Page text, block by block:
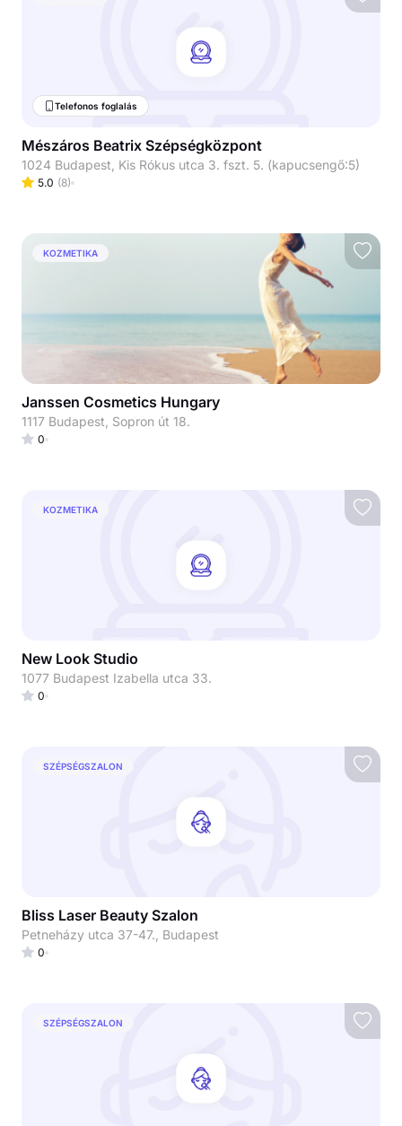
Telefonos foglalás
Mészáros Beatrix Szépségközpont
1024 Budapest, Kis Rókus utca 3. fszt. 5. (kapucsengő:5)
5.0 (8)
KOZMETIKA
Janssen Cosmetics Hungary
1117 Budapest, Sopron út 18.
0
KOZMETIKA
New Look Studio
1077 Budapest Izabella utca 33.
0
SZÉPSÉGSZALON
Bliss Laser Beauty Szalon
Petneházy utca 37-47., Budapest
0
SZÉPSÉGSZALON